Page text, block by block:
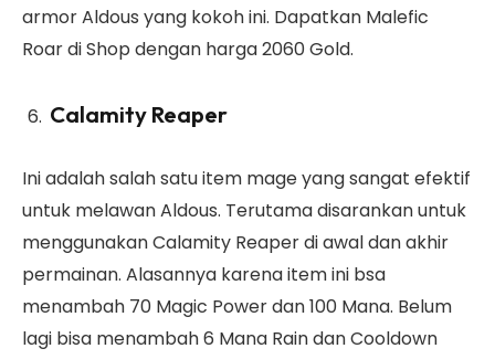
armor Aldous yang kokoh ini. Dapatkan Malefic
Roar di Shop dengan harga 2060 Gold.
Calamity Reaper
Ini adalah salah satu item mage yang sangat efektif
untuk melawan Aldous. Terutama disarankan untuk
menggunakan Calamity Reaper di awal dan akhir
permainan. Alasannya karena item ini bsa
menambah 70 Magic Power dan 100 Mana. Belum
lagi bisa menambah 6 Mana Rain dan Cooldown